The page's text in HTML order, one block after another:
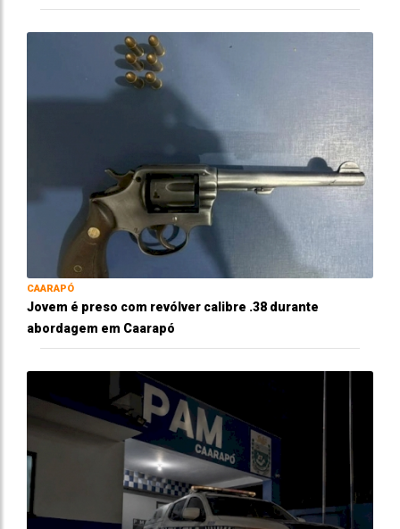
CAARAPÓ
Jovem é preso com revólver calibre .38 durante
abordagem em Caarapó